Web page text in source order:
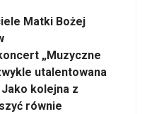
Matki Bożej
„Muzyczne
utalentowana
kolejna z
równie